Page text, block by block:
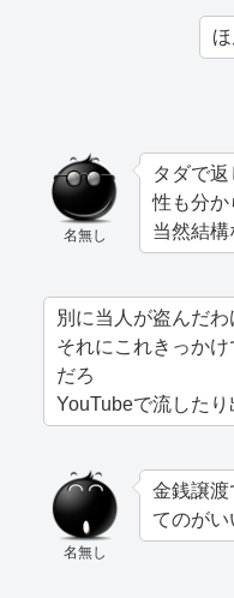
名無し
タダで
性も分か
当然結
別に当人が盗んだ
それにこれきっか
だろ
YouTubeで流したり
名無し
金銭譲渡
てのがい